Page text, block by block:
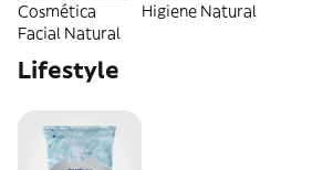
Cosmética
Facial Natural
Higiene Natural
Lifestyle